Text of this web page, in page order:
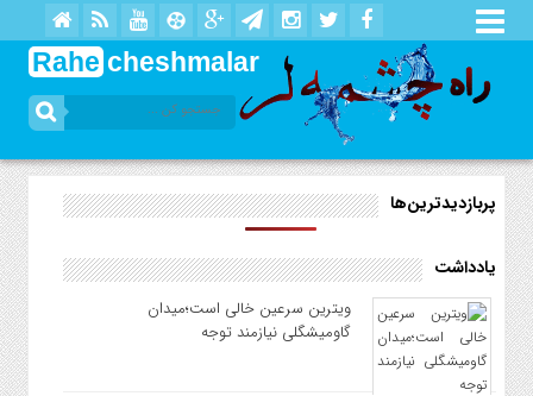
Rahe cheshmalar
پربازدیدترین‌ها
یادداشت
ویترین سرعین خالی است؛میدان
گاومیشگلی نیازمند توجه